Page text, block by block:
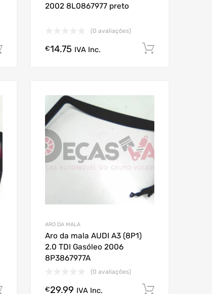
Comprar Agora!
2002 8L0867977 preto
(0 avaliações)
€14.75 IVA Inc.
Comprar Agora!
ARO DA MALA
Aro da mala AUDI A3 (8P1)
2.0 TDI Gasóleo 2006
8P3867977A
(0 avaliações)
€29.99 IVA Inc.